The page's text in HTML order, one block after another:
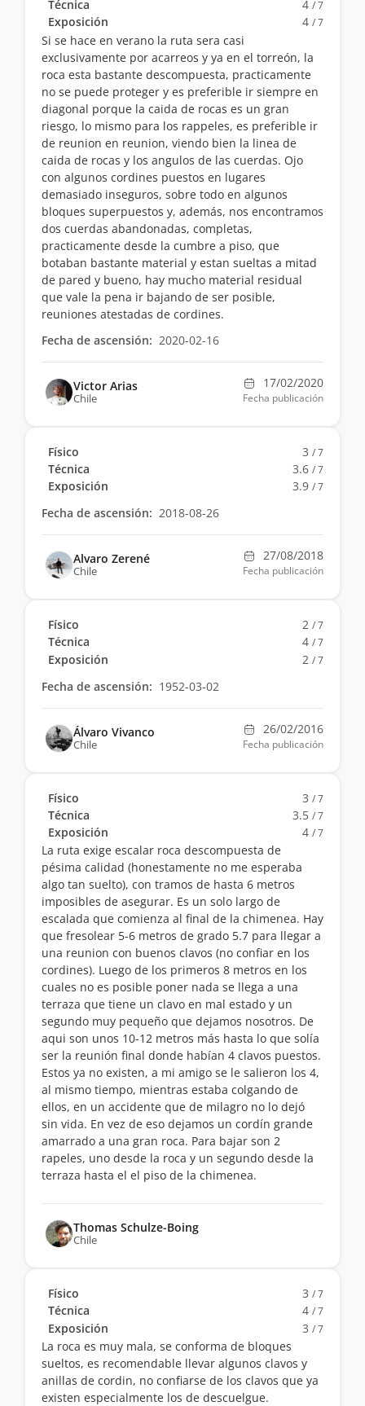
Técnica 4 / 7
Exposición 4 / 7
Si se hace en verano la ruta sera casi
exclusivamente por acarreos y ya en el torreón, la
roca esta bastante descompuesta, practicamente
no se puede proteger y es preferible ir siempre en
diagonal porque la caida de rocas es un gran
riesgo, lo mismo para los rappeles, es preferible ir
de reunion en reunion, viendo bien la linea de
caida de rocas y los angulos de las cuerdas. Ojo
con algunos cordines puestos en lugares
demasiado inseguros, sobre todo en algunos
bloques superpuestos y, además, nos encontramos
dos cuerdas abandonadas, completas,
practicamente desde la cumbre a piso, que
botaban bastante material y estan sueltas a mitad
de pared y bueno, hay mucho material residual
que vale la pena ir bajando de ser posible,
reuniones atestadas de cordines.
Fecha de ascensión: 2020-02-16
Victor Arias
Chile
17/02/2020
Fecha publicación
Físico 3 / 7
Técnica 3.6 / 7
Exposición 3.9 / 7
Fecha de ascensión: 2018-08-26
Alvaro Zerené
Chile
27/08/2018
Fecha publicación
Físico 2 / 7
Técnica 4 / 7
Exposición 2 / 7
Fecha de ascensión: 1952-03-02
Álvaro Vivanco
Chile
26/02/2016
Fecha publicación
Físico 3 / 7
Técnica 3.5 / 7
Exposición 4 / 7
La ruta exige escalar roca descompuesta de
pésima calidad (honestamente no me esperaba
algo tan suelto), con tramos de hasta 6 metros
imposibles de asegurar. Es un solo largo de
escalada que comienza al final de la chimenea. Hay
que fresolear 5-6 metros de grado 5.7 para llegar a
una reunion con buenos clavos (no confiar en los
cordines). Luego de los primeros 8 metros en los
cuales no es posible poner nada se llega a una
terraza que tiene un clavo en mal estado y un
segundo muy pequeño que dejamos nosotros. De
aqui son unos 10-12 metros más hasta lo que solía
ser la reunión final donde habían 4 clavos puestos.
Estos ya no existen, a mi amigo se le salieron los 4,
al mismo tiempo, mientras estaba colgando de
ellos, en un accidente que de milagro no lo dejó
sin vida. En vez de eso dejamos un cordín grande
amarrado a una gran roca. Para bajar son 2
rapeles, uno desde la roca y un segundo desde la
terraza hasta el el piso de la chimenea.
Thomas Schulze-Boing
Chile
Físico 3 / 7
Técnica 4 / 7
Exposición 3 / 7
La roca es muy mala, se conforma de bloques
sueltos, es recomendable llevar algunos clavos y
anillas de cordin, no confiarse de los clavos que ya
existen especialmente los de descuelgue.